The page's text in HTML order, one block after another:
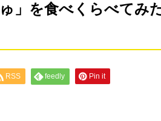
」を食べくらべてみ
RSS feedly Pin it